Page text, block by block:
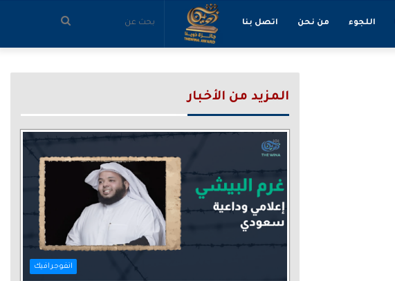
اللجوء من نحن اتصل بنا بحث
عن
المزيد من الأخبار
انفوجرافيك